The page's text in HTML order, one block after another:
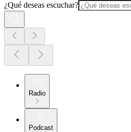
¿Qué deseas escuchar?
Radio
Podcast